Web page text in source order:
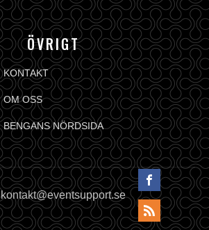
ÖVRIGT
KONTAKT
OM OSS
BENGANS NÖRDSIDA
kontakt@eventsupport.se